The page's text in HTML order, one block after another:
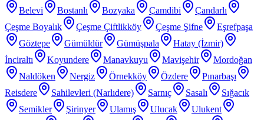
Belevi
Bostanlı Bozyaka Çamdibi
Çandarlı
Çeşme Boyalık
Çeşme Çiftlikköy Çeşme Şifne
Eşrefpaşa
Göztepe
Gümüldür Gümüşpala
Hatay (İzmir)
İnciraltı
Koyundere Manavkuyu Mavişehir
Mordoğan
Naldöken
Nergiz Örnekköy Özdere
Pınarbaşı
Reisdere
Sahilevleri (Narlıdere) Sarnıç Sasalı
Sığacık
Semikler
Şirinyer Ulamış Ulucak
Ulukent